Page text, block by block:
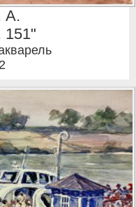
А.
151"